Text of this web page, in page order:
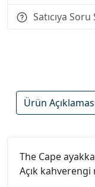
Satıcıya Soru
Ürün
The Cape
Açık